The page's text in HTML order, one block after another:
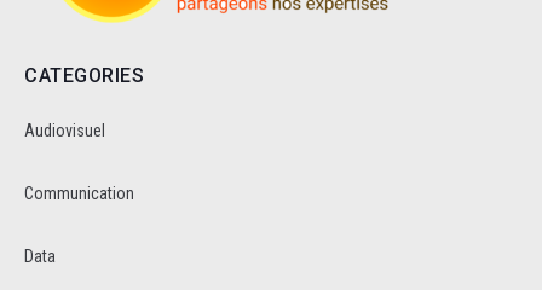
CATEGORIES
Audiovisuel
Communication
Data